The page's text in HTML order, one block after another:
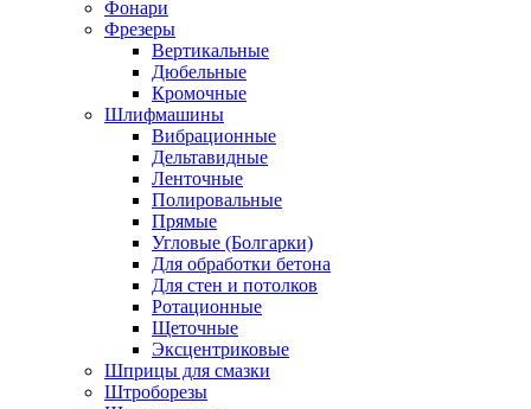
Фонари
Фрезеры
Вертикальные
Дюбельные
Кромочные
Шлифмашины
Вибрационные
Дельтавидные
Ленточные
Полировальные
Прямые
Угловые (Болгарки)
Для обработки бетона
Для стен и потолков
Ротационные
Щеточные
Эксцентриковые
Шприцы для смазки
Штроборезы